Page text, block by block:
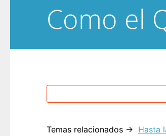
Como el
Temas relacionados → Hasta